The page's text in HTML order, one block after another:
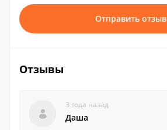
Отправить отзыв
Отзывы
3 года назад
Даша